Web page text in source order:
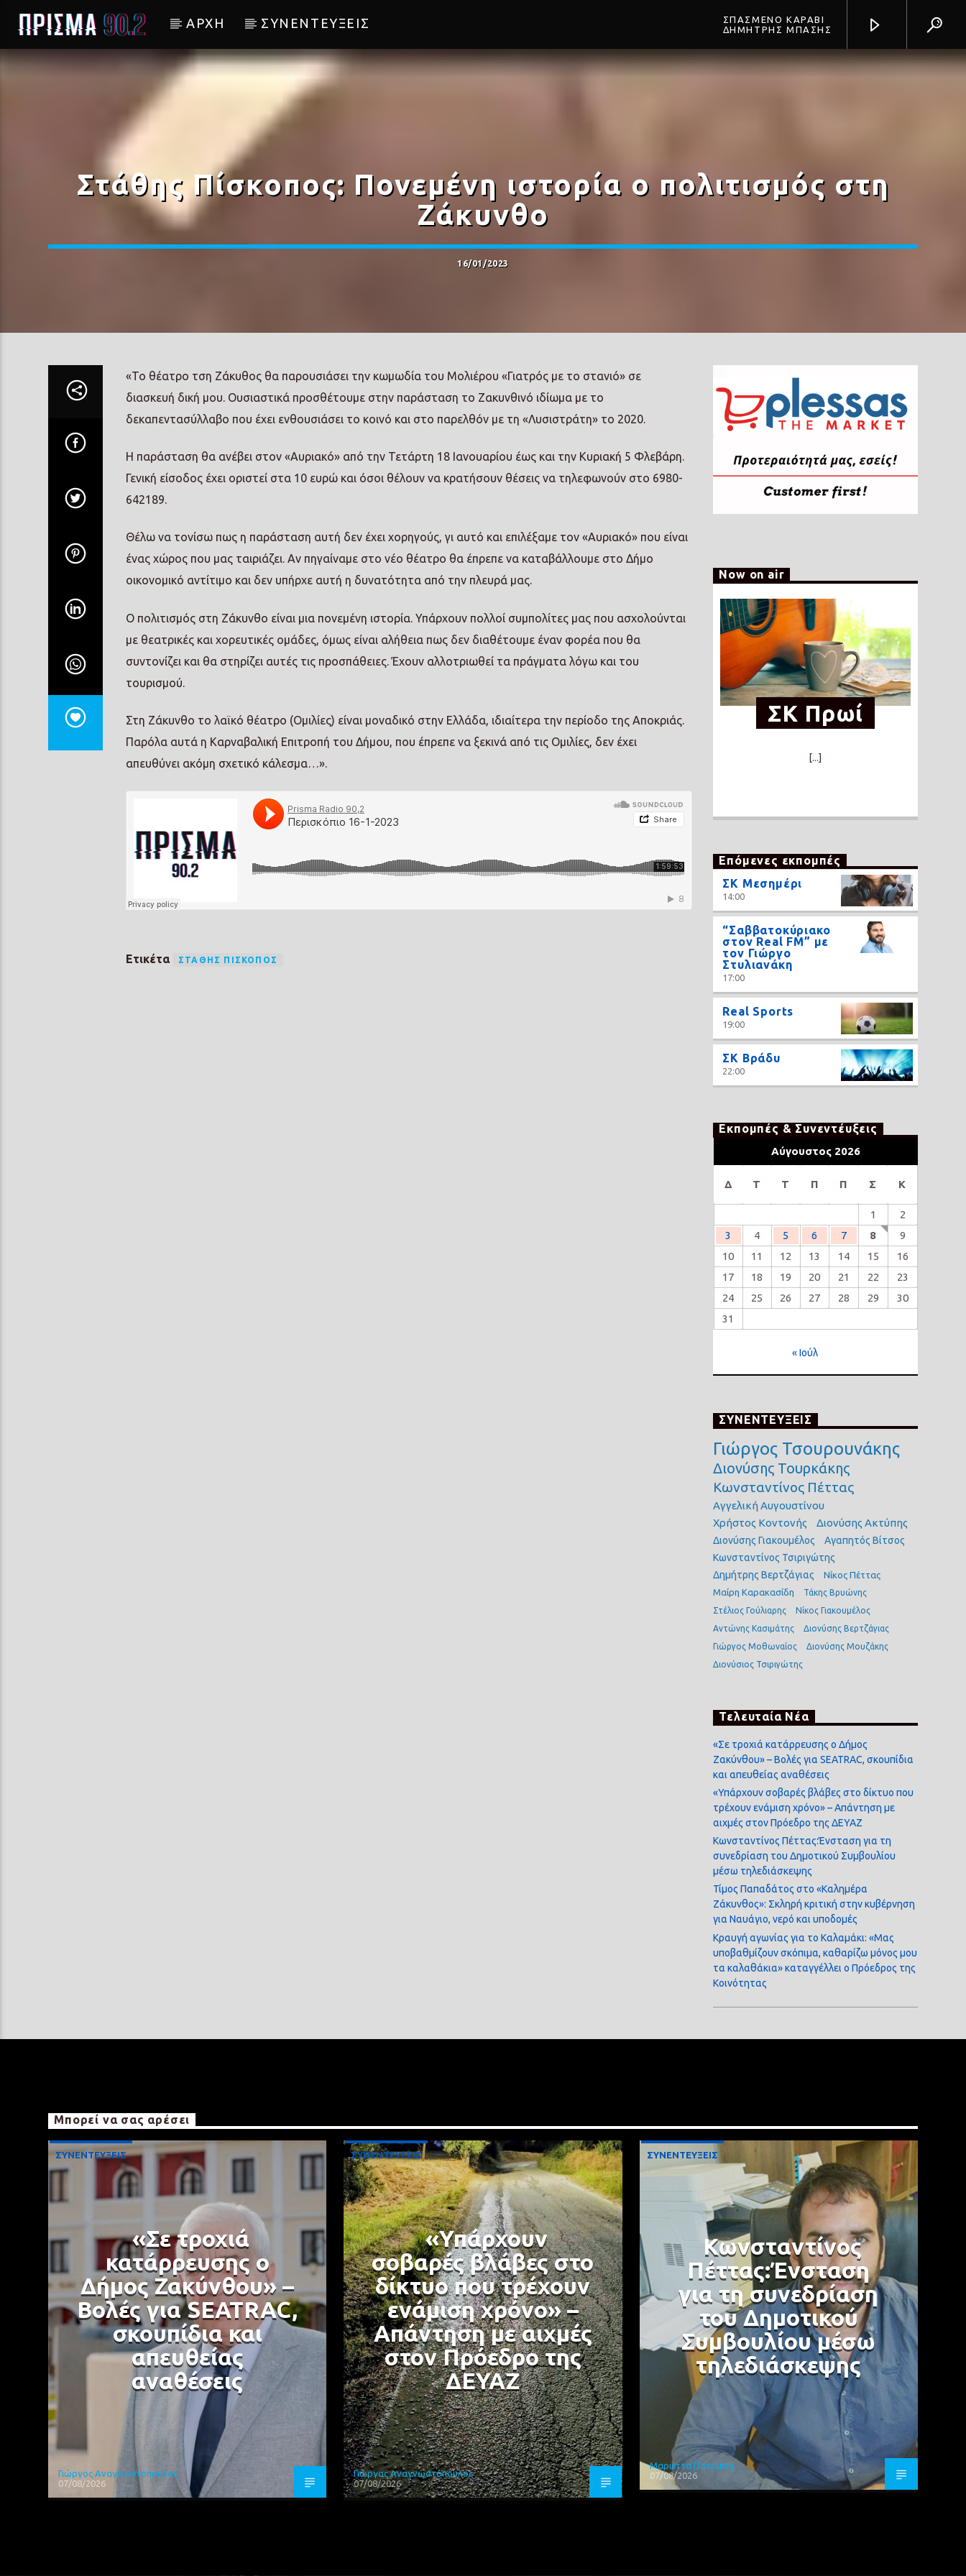
ΑΡΧΗ ΣΥΝΕΝΤΕΥΞΕΙΣ
ΣΠΑΣΜΕΝΟ ΚΑΡΑΒΙ
ΔΗΜΗΤΡΗΣ ΜΠΑΣΗΣ
ΣΠΑΣΜΕΝΟ ΚΑΡΑΒΙ
ΔΗΜΗΤΡΗΣ ΜΠΑΣΗΣ
Στάθης Πίσκοπος: Πονεμένη ιστορία ο πολιτισμός στη
Ζάκυνθο
16/01/2023
«Το θέατρο τση Ζάκυθος θα παρουσιάσει την κωμωδία του Μολιέρου «Γιατρός με το στανιό» σε
διασκευή δική μου. Ουσιαστικά προσθέτουμε στην παράσταση το Ζακυνθινό ιδίωμα με το
δεκαπεντασύλλαβο που έχει ενθουσιάσει το κοινό και στο παρελθόν με τη «Λυσιστράτη» το 2020.
Η παράσταση θα ανέβει στον «Αυριακό» από την Τετάρτη 18 Ιανουαρίου έως και την Κυριακή 5 Φλεβάρη.
Γενική είσοδος έχει οριστεί στα 10 ευρώ και όσοι θέλουν να κρατήσουν θέσεις να τηλεφωνούν στο 6980-
642189.
Θέλω να τονίσω πως η παράσταση αυτή δεν έχει χορηγούς, γι αυτό και επιλέξαμε τον «Αυριακό» που είναι
ένας χώρος που μας ταιριάζει. Αν πηγαίναμε στο νέο θέατρο θα έπρεπε να καταβάλλουμε στο Δήμο
οικονομικό αντίτιμο και δεν υπήρχε αυτή η δυνατότητα από την πλευρά μας.
Ο πολιτισμός στη Ζάκυνθο είναι μια πονεμένη ιστορία. Υπάρχουν πολλοί συμπολίτες μας που ασχολούνται
με θεατρικές και χορευτικές ομάδες, όμως είναι αλήθεια πως δεν διαθέτουμε έναν φορέα που θα
συντονίζει και θα στηρίζει αυτές τις προσπάθειες. Έχουν αλλοτριωθεί τα πράγματα λόγω και του
τουρισμού.
Στη Ζάκυνθο το λαϊκό θέατρο (Ομιλίες) είναι μοναδικό στην Ελλάδα, ιδιαίτερα την περίοδο της Αποκριάς.
Παρόλα αυτά η Καρναβαλική Επιτροπή του Δήμου, που έπρεπε να ξεκινά από τις Ομιλίες, δεν έχει
απευθύνει ακόμη σχετικό κάλεσμα…».
Ετικέτα ΣΤΆΘΗΣ ΠΊΣΚΟΠΟΣ
Now on air
ΣΚ Πρωί
[...]
Επόμενες εκπομπές
ΣΚ Μεσημέρι
14:00
“Σαββατοκύριακο
στον Real FM” με
τον Γιώργο
Στυλιανάκη
17:00
Real Sports
19:00
ΣΚ Βράδυ
22:00
Εκπομπές & Συνεντέυξεις
Αύγουστος 2026
Δ Τ Τ Π Π Σ Κ
1
2
3
4 5 6 7 8
9
10
11 12 13 14 15
16
17
18 19 20 21 22
23
24
25 26 27 28 29
30
31
« Ιούλ
ΣΥΝΕΝΤΕΥΞΕΙΣ
Γιώργος Τσουρουνάκης
Διονύσης Τουρκάκης
Κωνσταντίνος Πέττας
Αγγελική Αυγουστίνου
Χρήστος Κοντονής
Διονύσης Ακτύπης
Διονύσης Γιακουμέλος
Αγαπητός Βίτσος
Κωνσταντίνος Τσιριγώτης
Δημήτρης Βερτζάγιας
Νίκος Πέττας
Μαίρη Καρακασίδη
Τάκης Βρυώνης
Στέλιος Γούλιαρης
Νίκος Γιακουμέλος
Αντώνης Κασιμάτης
Διονύσης Βερτζάγιας
Γιώργος Μοθωναίος
Διονύσης Μουζάκης
Διονύσιος Τσιριγώτης
Τελευταία Νέα
«Σε τροχιά κατάρρευσης ο Δήμος
Ζακύνθου» – Βολές για SEATRAC, σκουπίδια
και απευθείας αναθέσεις
«Υπάρχουν σοβαρές βλάβες στο δίκτυο που
τρέχουν ενάμιση χρόνο» – Απάντηση με
αιχμές στον Πρόεδρο της ΔΕΥΑΖ
Κωνσταντίνος Πέττας:Ένσταση για τη
συνεδρίαση του Δημοτικού Συμβουλίου
μέσω τηλεδιάσκεψης
Τίμος Παπαδάτος στο «Καλημέρα
Ζάκυνθος»: Σκληρή κριτική στην κυβέρνηση
για Ναυάγιο, νερό και υποδομές
Κραυγή αγωνίας για το Καλαμάκι: «Μας
υποβαθμίζουν σκόπιμα, καθαρίζω μόνος μου
τα καλαθάκια» καταγγέλλει ο Πρόεδρος της
Κοινότητας
Μπορεί να σας αρέσει
ΣΥΝΕΝΤΕΥΞΕΙΣ
«Σε τροχιά
κατάρρευσης ο
Δήμος Ζακύνθου» –
Βολές για SEATRAC,
σκουπίδια και
απευθείας
αναθέσεις
Γιώργος Αναγνωστόπουλος
07/08/2026
ΣΥΝΕΝΤΕΥΞΕΙΣ
«Υπάρχουν
σοβαρές βλάβες στο
δίκτυο που τρέχουν
ενάμιση χρόνο» –
Απάντηση με αιχμές
στον Πρόεδρο της
ΔΕΥΑΖ
Γιώργος Αναγνωστόπουλος
07/08/2026
ΣΥΝΕΝΤΕΥΞΕΙΣ
Κωνσταντίνος
Πέττας:Ένσταση
για τη συνεδρίαση
του Δημοτικού
Συμβουλίου μέσω
τηλεδιάσκεψης
Μαριέττα Ποταμίτη
07/08/2026